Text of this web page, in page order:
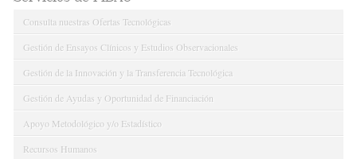
Consulta nuestras Ofertas Tecnológicas
Gestión de Ensayos Clínicos y Estudios Observacionales
Gestión de la Innovación y la Transferencia Tecnológica
Gestión de Ayudas y Oportunidad de Financiación
Apoyo Metodológico y/o Estadístico
Recursos Humanos